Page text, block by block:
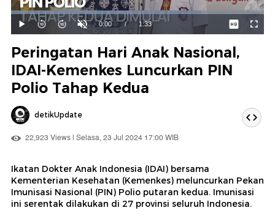
Mainkan
Suara
Hidup
Waktu
ini
0:00 / Durasi
1:33
Dimuat:
75.22%
Peringatan Hari Anak Nasional,
IDAI-Kemenkes Luncurkan PIN
Polio Tahap Kedua
detikUpdate
22,923 Views | Selasa, 23 Jul 2024 17:00 WIB
Ikatan Dokter Anak Indonesia (IDAI) bersama
Kementerian Kesehatan (Kemenkes) meluncurkan Pekan
Imunisasi Nasional (PIN) Polio putaran kedua. Imunisasi
ini serentak dilakukan di 27 provinsi seluruh Indonesia.